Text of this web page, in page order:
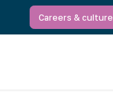
Careers & culture